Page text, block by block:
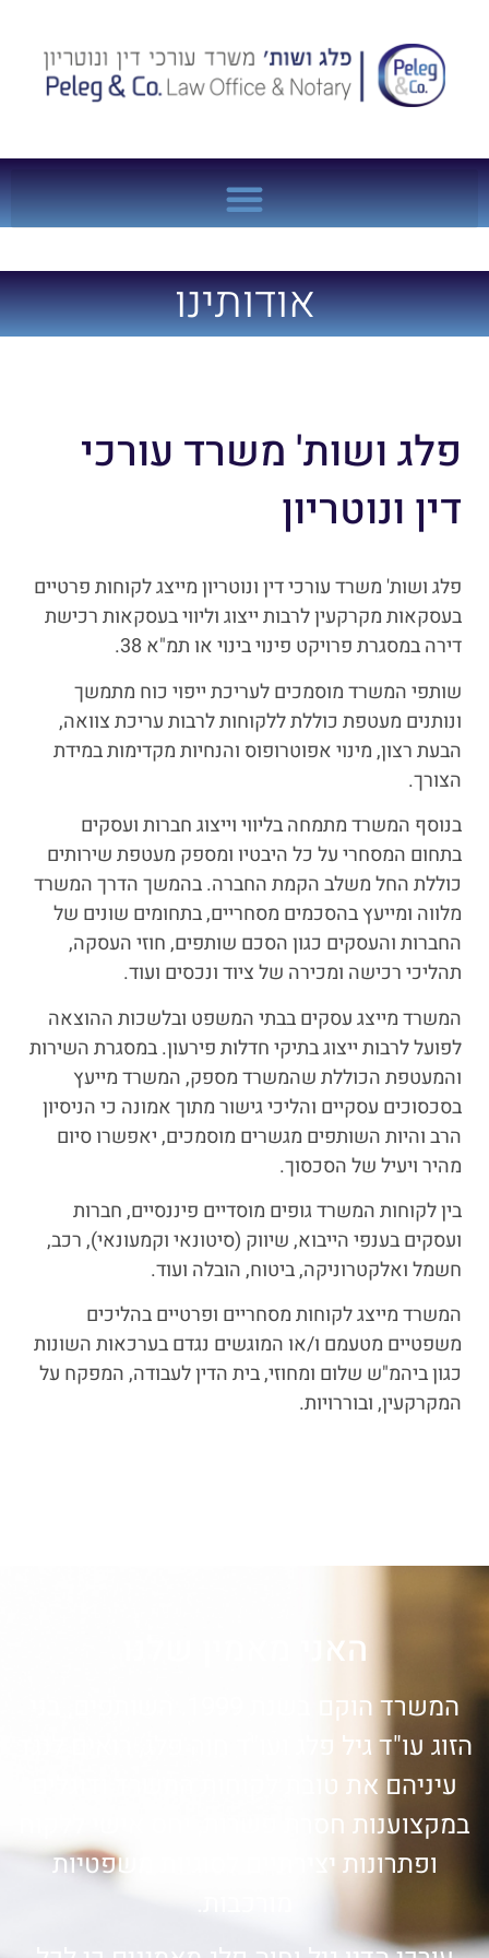
אודותינו
פלג ושות' משרד עורכי
דין ונוטריון
פלג ושות' משרד עורכי דין ונוטריון מייצג לקוחות פרטיים
בעסקאות מקרקעין לרבות ייצוג וליווי בעסקאות רכישת
דירה במסגרת פרויקט פינוי בינוי או תמ"א 38.
שותפי המשרד מוסמכים לעריכת ייפוי כוח מתמשך
ונותנים מעטפת כוללת ללקוחות לרבות עריכת צוואה,
הבעת רצון, מינוי אפוטרופוס והנחיות מקדימות במידת
הצורך.
בנוסף המשרד מתמחה בליווי וייצוג חברות ועסקים
בתחום המסחרי על כל היבטיו ומספק מעטפת שירותים
כוללת החל משלב הקמת החברה. בהמשך הדרך המשרד
מלווה ומייעץ בהסכמים מסחריים, בתחומים שונים של
החברות והעסקים כגון הסכם שותפים, חוזי העסקה,
תהליכי רכישה ומכירה של ציוד ונכסים ועוד.
המשרד מייצג עסקים בבתי המשפט ובלשכות ההוצאה
לפועל לרבות ייצוג בתיקי חדלות פירעון. במסגרת השירות
והמעטפת הכוללת שהמשרד מספק, המשרד מייעץ
בסכסוכים עסקיים והליכי גישור מתוך אמונה כי הניסיון
הרב והיות השותפים מגשרים מוסמכים, יאפשרו סיום
מהיר ויעיל של הסכסוך.
בין לקוחות המשרד גופים מוסדיים פיננסיים, חברות
ועסקים בענפי הייבוא, שיווק (סיטונאי וקמעונאי), רכב,
חשמל ואלקטרוניקה, ביטוח, הובלה ועוד.
המשרד מייצג לקוחות מסחריים ופרטיים בהליכים
משפטיים מטעמם ו/או המוגשים נגדם בערכאות השונות
כגון ביהמ"ש שלום ומחוזי, בית הדין לעבודה, המפקח על
המקרקעין, ובוררויות.
האני מאמין שלנו
הזוג עו"ד גיל פלג ועו"ד חוה פלג, רואים לנגד
עיניהם את טובת לקוחות המשרד ודוגלים
במקצוענות חסרת פשרות, יחס אישי ללקוח
ופתרונות יצירתיים לסוגיות משפטיות